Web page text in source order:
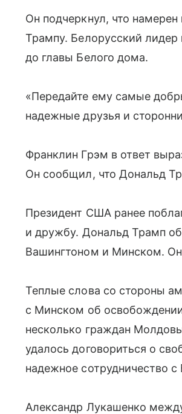
Он подчеркнул, что
Трампу. Белорусский
до главы Белого дома.
«Передайте ему самые
надежные друзья и
Франклин Грэм в ответ
Он сообщил, что Дональд
Президент США ранее
и дружбу. Дональд Трамп
Вашингтоном и Минском. Он
Теплые слова со стороны
с Минском об
несколько граждан
удалось договориться о
надежное сотрудничество с
Александр Лукашенко